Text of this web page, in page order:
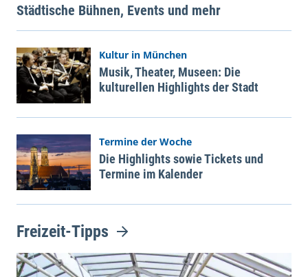
Städtische Bühnen, Events und mehr
Kultur in München
Musik, Theater, Museen: Die
kulturellen Highlights der Stadt
Termine der Woche
Die Highlights sowie Tickets und
Termine im Kalender
Freizeit-Tipps